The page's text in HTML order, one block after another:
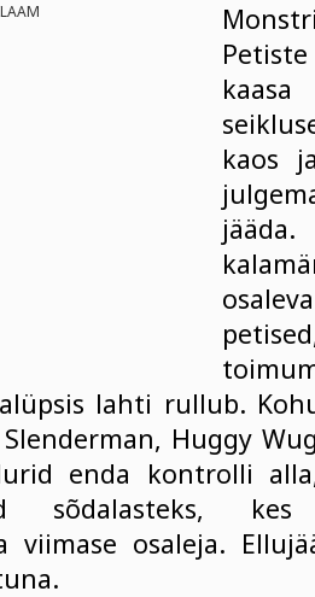
kaasa
kaos
jääda.
lahti rullub.
Huggy
enda kontrolli
sõdalasteks,
viimase osaleja.